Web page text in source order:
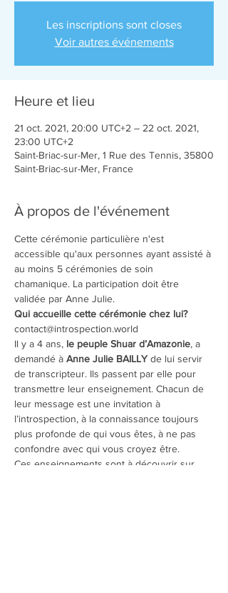
Les inscriptions sont closes
Voir autres événements
Heure et lieu
21 oct. 2021, 20:00 UTC+2 – 22 oct. 2021,
23:00 UTC+2
Saint-Briac-sur-Mer, 1 Rue des Tennis, 35800
Saint-Briac-sur-Mer, France
À propos de l'événement
Cette cérémonie particulière n'est
accessible qu'aux personnes ayant assisté à
au moins 5 cérémonies de soin
chamanique. La participation doit être
validée par Anne Julie.
Qui accueille cette cérémonie chez lui?
contact@introspection.world
Il y a 4 ans, le peuple Shuar d’Amazonie, a
demandé à Anne Julie BAILLY de lui servir
de transcripteur. Ils passent par elle pour
transmettre leur enseignement. Chacun de
leur message est une invitation à
l’introspection, à la connaissance toujours
plus profonde de qui vous êtes, à ne pas
confondre avec qui vous croyez être.
Ces enseignements sont à découvrir sur